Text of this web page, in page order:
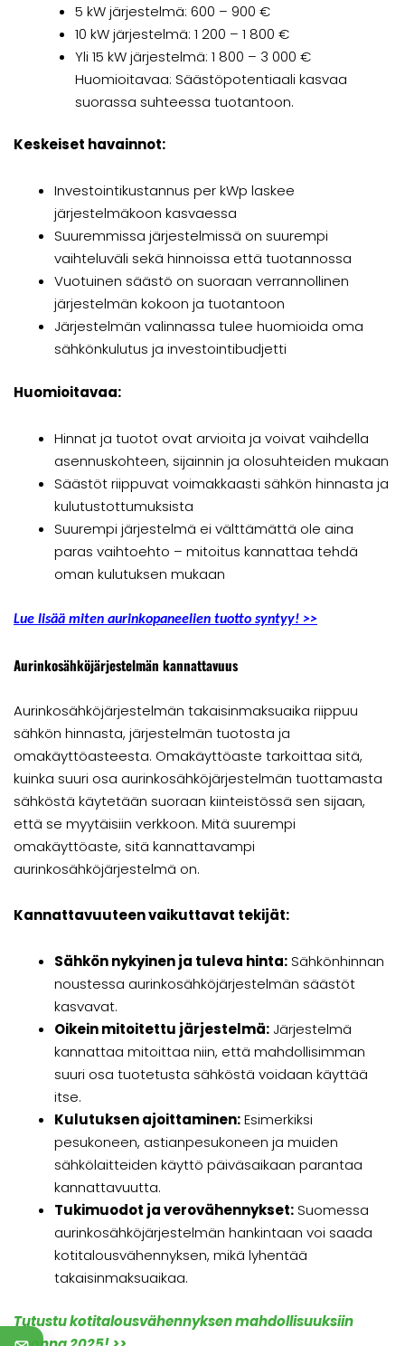
5 kW järjestelmä: 600 – 900 €
10 kW järjestelmä: 1 200 – 1 800 €
Yli 15 kW järjestelmä: 1 800 – 3 000 €
Huomioitavaa: Säästöpotentiaali kasvaa
suorassa suhteessa tuotantoon.
Keskeiset havainnot:
Investointikustannus per kWp laskee
järjestelmäkoon kasvaessa
Suuremmissa järjestelmissä on suurempi
vaihteluväli sekä hinnoissa että tuotannossa
Vuotuinen säästö on suoraan verrannollinen
järjestelmän kokoon ja tuotantoon
Järjestelmän valinnassa tulee huomioida oma
sähkönkulutus ja investointibudjetti
Huomioitavaa:
Hinnat ja tuotot ovat arvioita ja voivat vaihdella
asennuskohteen, sijainnin ja olosuhteiden mukaan
Säästöt riippuvat voimakkaasti sähkön hinnasta ja
kulutustottumuksista
Suurempi järjestelmä ei välttämättä ole aina
paras vaihtoehto – mitoitus kannattaa tehdä
oman kulutuksen mukaan
Lue lisää miten aurinkopaneelien tuotto syntyy! >>
Aurinkosähköjärjestelmän kannattavuus
Aurinkosähköjärjestelmän takaisinmaksuaika riippuu
sähkön hinnasta, järjestelmän tuotosta ja
omakäyttöasteesta. Omakäyttöaste tarkoittaa sitä,
kuinka suuri osa aurinkosähköjärjestelmän tuottamasta
sähköstä käytetään suoraan kiinteistössä sen sijaan,
että se myytäisiin verkkoon. Mitä suurempi
omakäyttöaste, sitä kannattavampi
aurinkosähköjärjestelmä on.
Kannattavuuteen vaikuttavat tekijät:
Sähkön nykyinen ja tuleva hinta:Sähkönhinnan
noustessa aurinkosähköjärjestelmän säästöt
kasvavat.
Oikein mitoitettu järjestelmä: Järjestelmä
kannattaa mitoittaa niin, että mahdollisimman
suuri osa tuotetusta sähköstä voidaan käyttää
itse.
Kulutuksen ajoittaminen:Esimerkiksi
pesukoneen, astianpesukoneen ja muiden
sähkölaitteiden käyttö päiväsaikaan parantaa
kannattavuutta.
Tukimuodot ja verovähennykset:Suomessa
aurinkosähköjärjestelmän hankintaan voi saada
kotitalousvähennyksen, mikä lyhentää
takaisinmaksuaikaa.
Tutustu kotitalousvähennyksen mahdollisuuksiin